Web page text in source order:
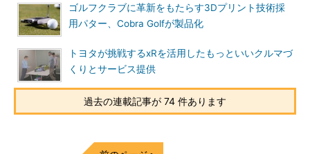
ゴルフクラブに革新をもたらす3Dプリント技術採
用パター、Cobra Golfが製品化
トヨタが挑戦するxRを活用したもっといいクルマづ
くりとサービス提供
過去の連載記事が 74 件あります